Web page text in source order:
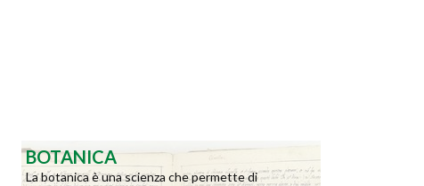
BOTANICA
La botanica è una scienza che permette di